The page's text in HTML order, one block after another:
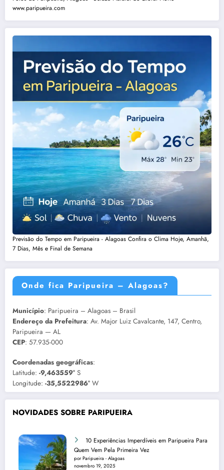
www.paripueira.com
Previsão do Tempo em Paripueira - Alagoas Confira o Clima Hoje, Amanhã,
7 Dias, Mês e Final de Semana
Onde fica Paripueira – Alagoas?
Município: Paripueira – Alagoas – Brasil
Endereço da Prefeitura: Av. Major Luiz Cavalcante, 147, Centro,
Paripueira — AL
CEP: 57.935-000
Coordenadas geográficas:
Latitude: -9,463559° S
Longitude: -35,5522986° W
NOVIDADES SOBRE PARIPUEIRA
10 Experiências Imperdíveis em Paripueira Para
Quem Vem Pela Primeira Vez
por Paripueira - Alagoas
novembro 19, 2025